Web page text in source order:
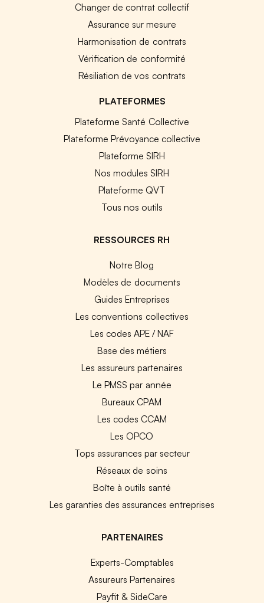
Changer de contrat collectif
Assurance sur mesure
Harmonisation de contrats
Vérification de conformité
Résiliation de vos contrats
PLATEFORMES
Plateforme Santé Collective
Plateforme Prévoyance collective
Plateforme SIRH
Nos modules SIRH
Plateforme QVT
Tous nos outils
RESSOURCES RH
Notre Blog
Modèles de documents
Guides Entreprises
Les conventions collectives
Les codes APE / NAF
Base des métiers
Les assureurs partenaires
Le PMSS par année
Bureaux CPAM
Les codes CCAM
Les OPCO
Tops assurances par secteur
Réseaux de soins
Boîte à outils santé
Les garanties des assurances entreprises
PARTENAIRES
Experts-Comptables
Assureurs Partenaires
Payfit & SideCare